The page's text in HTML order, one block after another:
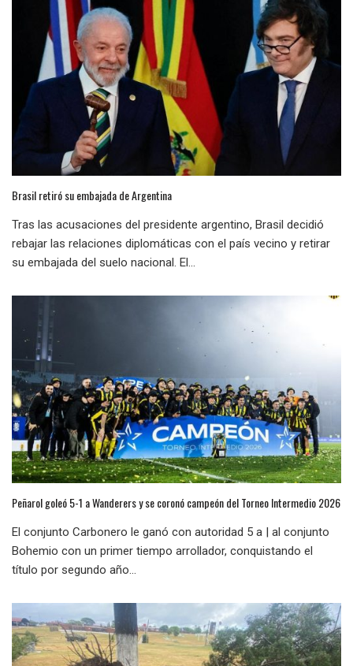
Brasil retiró su embajada de Argentina
Tras las acusaciones del presidente argentino, Brasil decidió
rebajar las relaciones diplomáticas con el país vecino y retirar
su embajada del suelo nacional. El...
Peñarol goleó 5-1 a Wanderers y se coronó campeón del Torneo Intermedio 2026
El conjunto Carbonero le ganó con autoridad 5 a | al conjunto
Bohemio con un primer tiempo arrollador, conquistando el
título por segundo año...